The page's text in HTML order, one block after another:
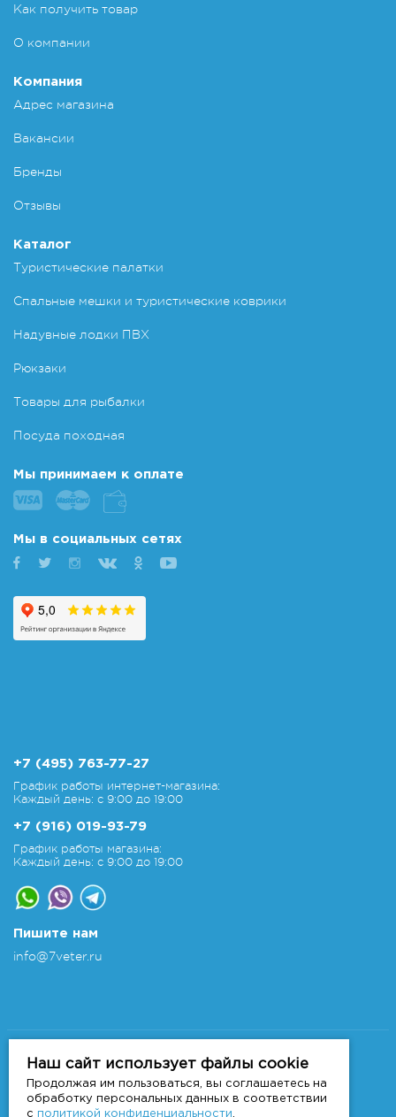
Как получить товар
О компании
Компания
Адрес магазина
Вакансии
Бренды
Отзывы
Каталог
Туристические палатки
Спальные мешки и туристические коврики
Надувные лодки ПВХ
Рюкзаки
Товары для рыбалки
Посуда походная
Мы принимаем к оплате
Мы в социальных сетях
+7 (495) 763-77-27
График работы интернет-магазина:
Каждый день: с 9:00 до 19:00
+7 (916) 019-93-79
График работы магазина:
Каждый день: с 9:00 до 19:00
Пишите нам
info@7veter.ru
Интернет-магазин "На Семи Ветрах". Все права
Информация не является публичной офертой, которая
определяется
Наш сайт использует файлы cookie
Продолжая им пользоваться, вы соглашаетесь на
обработку персональных данных в соответствии
с политикой конфиденциальности